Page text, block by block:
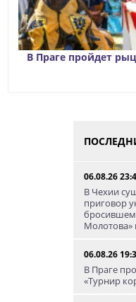
В Праге пройдет
06.08.26
В Чехии
приговор
Молотова»
06.08.26
В Праге
«Турнир